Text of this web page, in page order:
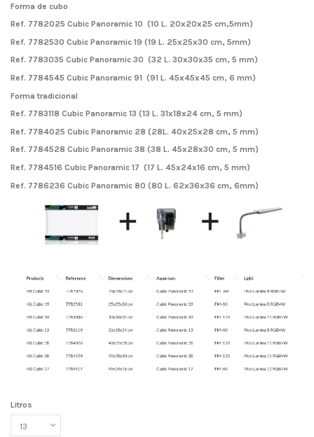
Forma de cubo
Ref. 7782025 Cubic Panoramic 10 (10 L. 20x20x25 cm,5mm)
Ref. 7782530 Cubic Panoramic 19 (19 L. 25x25x30 cm, 5mm)
Ref. 7783035 Cubic Panoramic 30 (32 L. 30x30x35 cm, 5 mm)
Ref. 7784545 Cubic Panoramic 91 (91 L. 45x45x45 cm, 6 mm)
Forma tradicional
Ref. 7783118 Cubic Panoramic 13 (13 L. 31x18x24 cm, 5 mm)
Ref. 7784025 Cubic Panoramic 28 (28L. 40x25x28 cm, 5 mm)
Ref. 7784528 Cubic Panoramic 38 (38 L. 45x28x30 cm, 5 mm)
Ref. 7784516 Cubic Panoramic 17 (17 L. 45x24x16 cm, 5 mm)
Ref. 7786236 Cubic Panoramic 80 (80 L. 62x36x36 cm, 6mm)
Litros